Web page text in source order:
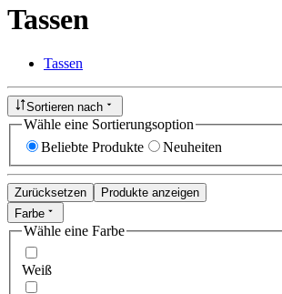
Tassen
Tassen
Sortieren nach
Wähle eine Sortierungsoption
Beliebte Produkte
Neuheiten
Zurücksetzen
Produkte anzeigen
Farbe
Wähle eine Farbe
Weiß